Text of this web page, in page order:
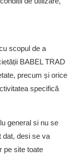
scopul de a
BABEL TRAD
precum și orice
specifică
general si nu se
dat, desi se va
pe site toate